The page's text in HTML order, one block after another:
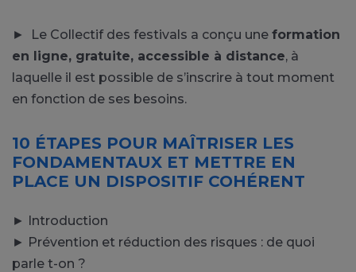
► Le Collectif des festivals a conçu une formation
en ligne, gratuite, accessible à distance, à
laquelle il est possible de s’inscrire à tout moment
en fonction de ses besoins.
10 ÉTAPES POUR MAÎTRISER LES
FONDAMENTAUX ET METTRE EN
PLACE UN DISPOSITIF COHÉRENT
► Introduction
► Prévention et réduction des risques : de quoi
parle t-on ?